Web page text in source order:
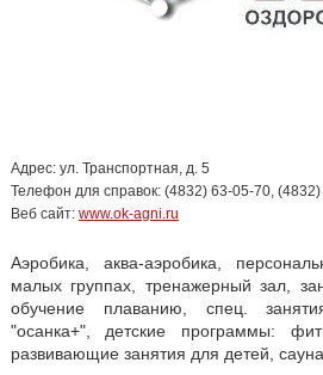
Адрес: ул. Транспортная, д. 5
Телефон для справок: (4832) 63-05-70,
Веб сайт: www.ok-agni.ru
Аэробика, аква-аэробика,
малых группах, тренажерный зал,
обучение плаванию, спец.
"осанка+", детские программы:
развивающие занятия для детей,